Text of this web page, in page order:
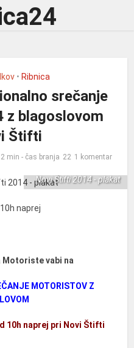
• Ribnica
srečanje
z blagoslovom
Štifti
2 min - čas branja 1 komentar
Novi Štifti 2014 - plakat
naprej
Motoriste vabi na
MOTORISTOV Z
10h naprej pri Novi Štifti